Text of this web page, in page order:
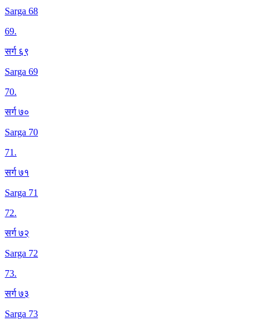
Sarga 68
69.
सर्ग ६९
Sarga 69
70.
सर्ग ७०
Sarga 70
71.
सर्ग ७१
Sarga 71
72.
सर्ग ७२
Sarga 72
73.
सर्ग ७३
Sarga 73